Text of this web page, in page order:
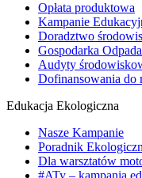
Opłata produktowa
Kampanie
Doradztwo
Gospodarka
Audyty
Dofinansowania do
Edukacja Ekologiczna
Nasze Kampanie
Poradnik
Dla warsztatów